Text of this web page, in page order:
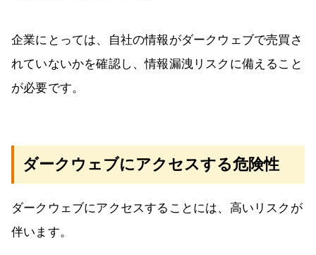
企業にとっては、自社の情報がダークウェブで売買さ
れていないかを確認し、情報漏洩リスクに備えること
が必要です。
ダークウェブにアクセスする危険性
ダークウェブにアクセスすることには、高いリスクが
伴います。